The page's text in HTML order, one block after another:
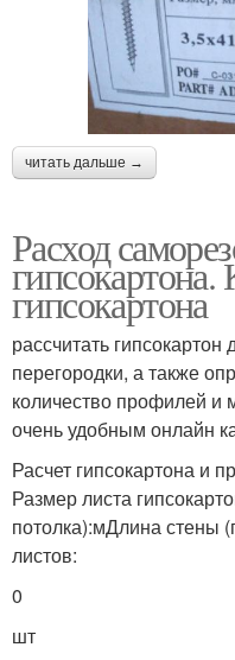
читать дальше →
Расход
гипсокартона.
гипсокартона
рассчитать гипсокартон
перегородки, а также
количество профилей и
очень удобным онлайн
Расчет гипсокартона и
Размер листа
потолка):мДлина стены
листов:
0
шт